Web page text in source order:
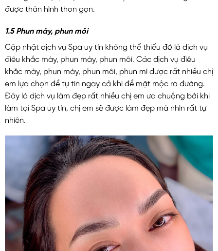
được thân hình thon gọn.
1.5 Phun mày, phun môi
Cập nhật dịch vụ Spa uy tín không thể thiếu đó là dịch vụ
điêu khắc mày, phun mày, phun môi. Các dịch vụ điêu
khắc mày, phun mày, phun môi, phun mí được rất nhiều chị
em lựa chọn để tự tin ngay cả khi để mặt mộc ra đường.
Đây là dịch vụ làm đẹp rất nhiều chị em ưa chuộng bởi khi
làm tại Spa uy tín, chị em sẽ được làm đẹp mà nhìn rất tự
nhiên.